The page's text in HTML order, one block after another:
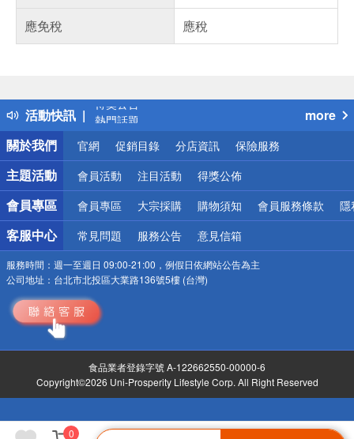
0
應免稅
應稅
活動快訊
得獎公告
熱門話題
銀行優惠
偏遠地區配送
詐騙網頁！請小心！
more
關於我們
官網 促銷目錄 分店資訊 保險服務
主題活動 會員活動 注目活動 得獎公佈
會員專區 會員專區 大宗採購 購物須知 會員服務條款 隱
客服中心 常見問題 服務公告 意見信箱
服務時間： 週一至週日 09:00-21:00，例假日依網站公告為主
公司地址： 台北市北投區大業路136號5樓 (台灣)
食品業者登錄字號 A-122662550-00000-6
Copyright©2026 Uni-Prosperity Lifestyle Corp. All Right Reserved